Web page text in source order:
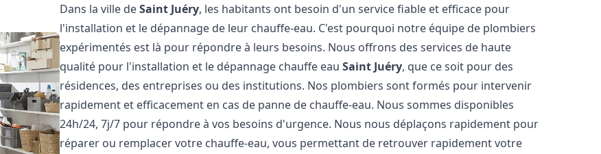
Dans la ville deSaint Juéry, les habitants ont besoin d'un service fiable et efficace pour
l'installation et le dépannage de leur chauffe-eau. C'est pourquoi notre équipe de plombiers
expérimentés est là pour répondre à leurs besoins. Nous offrons des services de haute
qualité pour l'installation et le dépannage chauffe eauSaint Juéry, que ce soit pour des
résidences, des entreprises ou des institutions. Nos plombiers sont formés pour intervenir
rapidement et efficacement en cas de panne de chauffe-eau. Nous sommes disponibles
24h/24, 7j/7 pour répondre à vos besoins d'urgence. Nous nous déplaçons rapidement pour
réparer ou remplacer votre chauffe-eau, vous permettant de retrouver rapidement votre